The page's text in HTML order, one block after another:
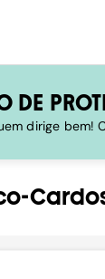
DE
dirige bem!